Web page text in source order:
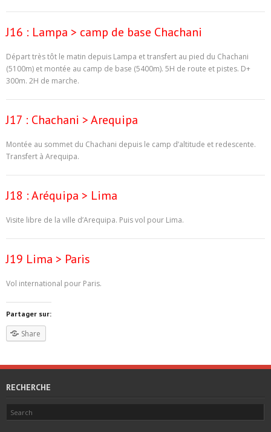
J16 : Lampa > camp de base Chachani
Départ très tôt le matin depuis Lampa et transfert au pied du Chachani
(5100m) et montée au camp de base (5400m). 5H de route et pistes. D+
300m. 2H de marche.
J17 : Chachani > Arequipa
Montée au sommet du Chachani depuis le camp d’altitude et redescente.
Transfert à Arequipa.
J18 : Aréquipa > Lima
Visite libre de la ville d’Arequipa. Puis vol pour Lima.
J19 Lima > Paris
Vol international pour Paris.
Partager sur:
Share
RECHERCHE